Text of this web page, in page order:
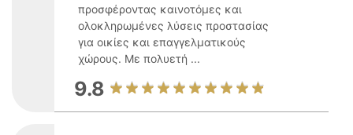
προσφέροντας καινοτόμες και
ολοκληρωμένες λύσεις προστασίας
για οικίες και επαγγελματικούς
χώρους. Με πολυετή ...
9.8